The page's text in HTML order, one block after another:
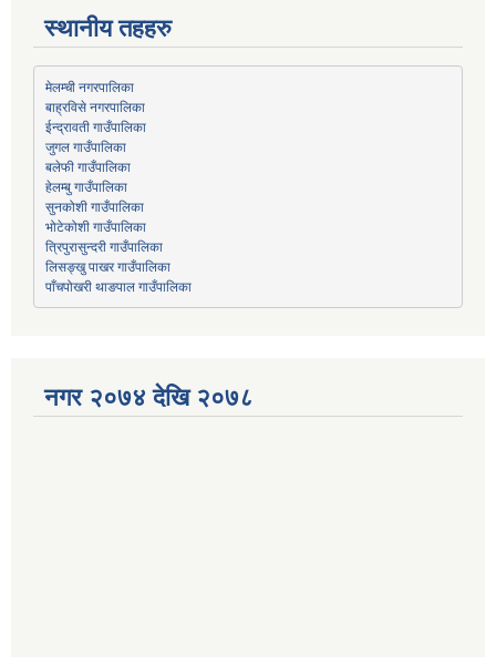
स्थानीय तहहरु
मेलम्ची नगरपालिका
बाह्रविसे नगरपालिका
ईन्द्रावती गाउँपालिका
जुगल गाउँपालिका
बलेफी गाउँपालिका
हेलम्बु गाउँपालिका
सुनकोशी गाउँपालिका
भोटेकोशी गाउँपालिका
त्रिपुरासुन्दरी गाउँपालिका
लिसङ्खु पाखर गाउँपालिका
पाँचपोखरी थाङपाल गाउँपालिका
नगर २०७४ देखि २०७८